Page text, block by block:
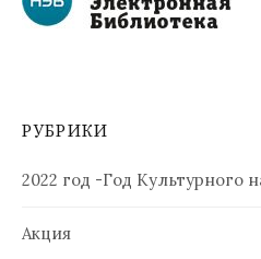
РУБРИКИ
2022 год -Год Культурного
Акция